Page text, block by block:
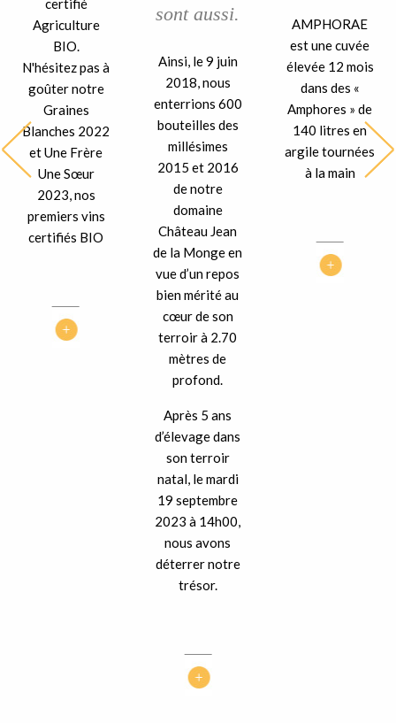
certifié
Agriculture
BIO.
N'hésitez pas à
goûter notre
Graines
Blanches 2022
et Une Frère
Une Sœur
2023, nos
premiers vins
certifiés BIO
sont aussi.
Ainsi, le 9 juin
2018, nous
enterrions 600
bouteilles des
millésimes
2015 et 2016
de notre
domaine
Château Jean
de la Monge en
vue d’un repos
bien mérité au
cœur de son
terroir à 2.70
mètres de
profond.
Après 5 ans
d’élevage dans
son terroir
natal, le mardi
19 septembre
2023 à 14h00,
nous avons
déterrer notre
trésor.
AMPHORAE
est une cuvée
élevée 12 mois
dans des «
Amphores » de
140 litres en
argile tournées
à la main